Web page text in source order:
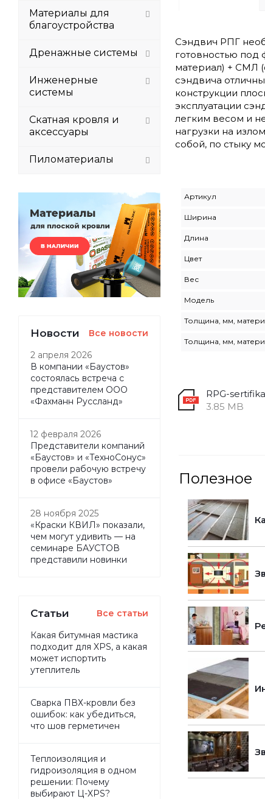
Сэндвич РПГ
готовностью под
материал) + СМЛ
сэндвича
конструкции
эксплуатации
легким весом и
нагрузки на
собой, по стыку
Артикул
Ширина
Длина
Цвет
Вес
Модель
Толщина, мм,
Толщина, мм,
RPG-
3.85 MB
Полезное
Материалы для
благоустройства
Дренажные системы
Инженерные
системы
Скатная кровля и
аксессуары
Пиломатериалы
Новости Все новости
2 апреля 2026
В компании «Баустов»
состоялась встреча с
представителем ООО
«Фахманн Руссланд»
12 февраля 2026
Представители компаний
«Баустов» и «ТехноСонус»
провели рабочую встречу
в офисе «Баустов»
28 ноября 2025
«Краски КВИЛ» показали,
чем могут удивить — на
семинаре БАУСТОВ
представили новинки
Статьи Все статьи
Какая битумная мастика
подходит для XPS, а какая
может испортить
утеплитель
Сварка ПВХ-кровли без
ошибок: как убедиться,
что шов герметичен
Теплоизоляция и
гидроизоляция в одном
решении: Почему
выбирают Ц-XPS?